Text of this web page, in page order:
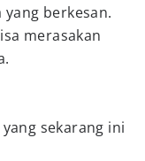
berkesan.
merasakan
sekarang ini